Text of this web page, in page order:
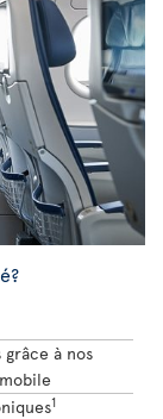
à nos
1